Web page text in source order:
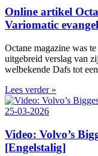
Online artikel
Variomatic
Octane magazine was
uitgebreid verslag van
welbekende Dafs tot
Lees verder »
25-03-2026
Video: Volvo’s
[Engelstalig]